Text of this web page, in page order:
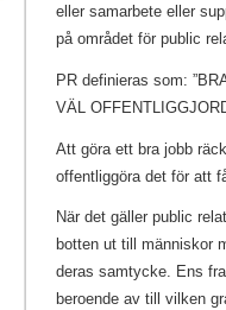
eller samarbete eller
på området för public
PR definieras som:
VÄL
Att göra ett bra jobb
offentliggöra det för att
När det gäller public
botten ut till människor
deras samtycke. Ens
beroende av till vilken